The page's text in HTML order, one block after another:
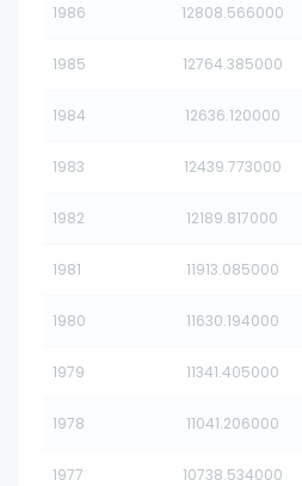
1986 12808.566000
1985 12764.385000
1984 12636.120000
1983 12439.773000
1982 12189.817000
1981 11913.085000
1980 11630.194000
1979 11341.405000
1978 11041.206000
1977 10738.534000